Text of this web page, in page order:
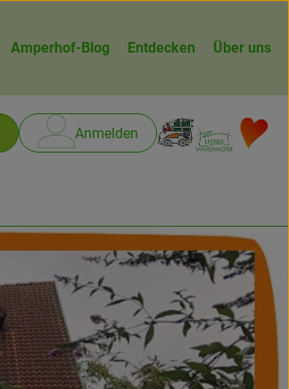
Amperhof-Blog Entdecken Über uns
Anmelden